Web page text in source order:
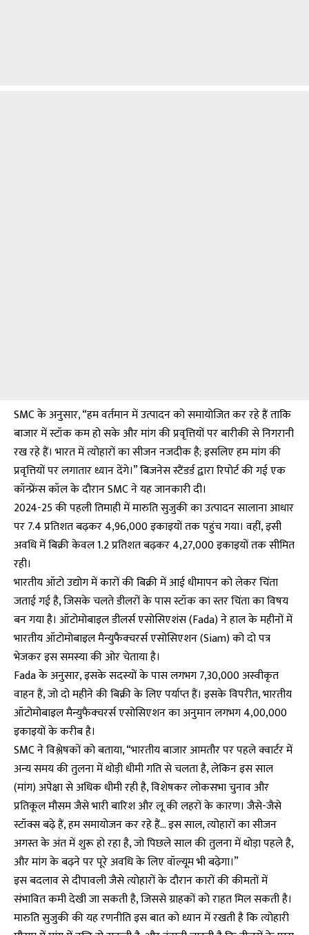
SMC के अनुसार, “हम वर्तमान में उत्पादन को समायोजित कर रहे हैं ताकि
बाजार में स्टॉक कम हो सके और मांग की प्रवृत्तियों पर बारीकी से निगरानी
रख रहे हैं। भारत में त्योहारों का सीजन नजदीक है; इसलिए हम मांग की
प्रवृत्तियों पर लगातार ध्यान देंगे।” बिजनेस स्टैंडर्ड द्वारा रिपोर्ट की गई एक
कॉन्फ्रेंस कॉल के दौरान SMC ने यह जानकारी दी।
2024-25 की पहली तिमाही में मारुति सुजुकी का उत्पादन सालाना आधार
पर 7.4 प्रतिशत बढ़कर 4,96,000 इकाइयों तक पहुंच गया। वहीं, इसी
अवधि में बिक्री केवल 1.2 प्रतिशत बढ़कर 4,27,000 इकाइयों तक सीमित
रही।
भारतीय ऑटो उद्योग में कारों की बिक्री में आई धीमापन को लेकर चिंता
जताई गई है, जिसके चलते डीलरों के पास स्टॉक का स्तर चिंता का विषय
बन गया है। ऑटोमोबाइल डीलर्स एसोसिएशंस (Fada) ने हाल के महीनों में
भारतीय ऑटोमोबाइल मैन्युफैक्चरर्स एसोसिएशन (Siam) को दो पत्र
भेजकर इस समस्या की ओर चेताया है।
Fada के अनुसार, इसके सदस्यों के पास लगभग 7,30,000 अस्वीकृत
वाहन हैं, जो दो महीने की बिक्री के लिए पर्याप्त हैं। इसके विपरीत, भारतीय
ऑटोमोबाइल मैन्युफैक्चरर्स एसोसिएशन का अनुमान लगभग 4,00,000
इकाइयों के करीब है।
SMC ने विश्लेषकों को बताया, “भारतीय बाजार आमतौर पर पहले क्वार्टर में
अन्य समय की तुलना में थोड़ी धीमी गति से चलता है, लेकिन इस साल
(मांग) अपेक्षा से अधिक धीमी रही है, विशेषकर लोकसभा चुनाव और
प्रतिकूल मौसम जैसे भारी बारिश और लू की लहरों के कारण। जैसे-जैसे
स्टॉक्स बढ़े हैं, हम समायोजन कर रहे हैं… इस साल, त्योहारों का सीजन
अगस्त के अंत में शुरू हो रहा है, जो पिछले साल की तुलना में थोड़ा पहले है,
और मांग के बढ़ने पर पूरे अवधि के लिए वॉल्यूम भी बढ़ेगा।”
इस बदलाव से दीपावली जैसे त्योहारों के दौरान कारों की कीमतों में
संभावित कमी देखी जा सकती है, जिससे ग्राहकों को राहत मिल सकती है।
मारुति सुजुकी की यह रणनीति इस बात को ध्यान में रखती है कि त्योहारी